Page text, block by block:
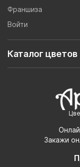
Закажи
Франшиза
Войти
Каталог цветов